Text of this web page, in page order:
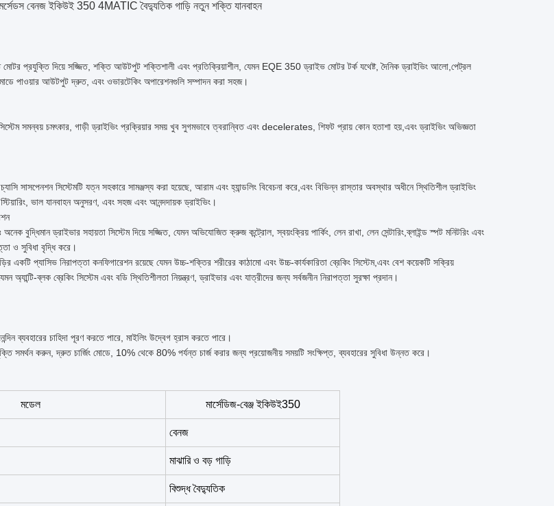
বেনজ ইকিউই 350 4MATIC বৈদ্যুতিক গাড়ি নতুন শক্তি যানবাহন
প্রযুক্তি দিয়ে সজ্জিত, শক্তি আউটপুট শক্তিশালী এবং প্রতিক্রিয়াশীল, যেমন EQE 350 ড্রাইভ মোটর টর্ক যথেষ্ট, দৈনিক ড্রাইভিং আলো,পেট্রল
মোডে পাওয়ার আউটপুট দ্রুত, এবং ওভারটেকিং অপারেশনগুলি সম্পাদন করা সহজ।
সমন্বয় চমৎকার, গাড়ী ড্রাইভিং প্রক্রিয়ার সময় খুব সুগমভাবে ত্বরান্বিত এবং decelerates, শিফট প্রায় কোন হতাশা হয়,এবং ড্রাইভিং অভিজ্ঞতা
চ্যাসি সাসপেনশন সিস্টেমটি যত্ন সহকারে সামঞ্জস্য করা হয়েছে, আরাম এবং হ্যান্ডলিং বিবেচনা করে,এবং বিভিন্ন রাস্তার অবস্থার অধীনে স্থিতিশীল ড্রাইভিং
ভাল যানবাহন অনুসরণ, এবং সহজ এবং আনন্দদায়ক ড্রাইভিং।
অনেক বুদ্ধিমান ড্রাইভার সহায়তা সিস্টেম দিয়ে সজ্জিত, যেমন অভিযোজিত ক্রুজ কন্ট্রোল, স্বয়ংক্রিয় পার্কিং, লেন রাখা, লেন সেন্টারিং,ব্লাইন্ড স্পট মনিটরিং এবং
ও সুবিধা বৃদ্ধি করে।
একটি প্যাসিভ নিরাপত্তা কনফিগারেশন রয়েছে যেমন উচ্চ-শক্তির শরীরের কাঠামো এবং উচ্চ-কার্যকারিতা ব্রেকিং সিস্টেম,এবং বেশ কয়েকটি সক্রিয়
অ্যান্টি-ব্লক ব্রেকিং সিস্টেম এবং বডি স্থিতিশীলতা নিয়ন্ত্রণ, ড্রাইভার এবং যাত্রীদের জন্য সর্বজনীন নিরাপত্তা সুরক্ষা প্রদান।
ব্যবহারের চাহিদা পূরণ করতে পারে, মাইলিং উদ্বেগ হ্রাস করতে পারে।
সমর্থন করুন, দ্রুত চার্জিং মোডে, 10% থেকে 80% পর্যন্ত চার্জ করার জন্য প্রয়োজনীয় সময়টি সংক্ষিপ্ত, ব্যবহারের সুবিধা উন্নত করে।
মডেল মার্সেডিজ-বেঞ্জ ইকিউই350
বেনজ
মাঝারি ও বড় গাড়ি
বিশুদ্ধ বৈদ্যুতিক